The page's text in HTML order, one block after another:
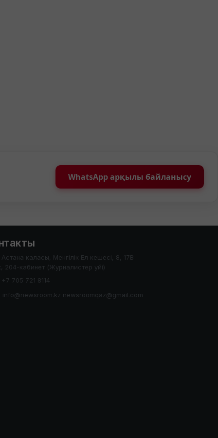
WhatsApp арқылы байланысу
Астана каласы, Менгілік Ел кешесі, 8, 17В
204-кабинет (Журналистер уйі)
+7 705 721 8114
info@newsroom.kz newsroomqaz@gmail.com